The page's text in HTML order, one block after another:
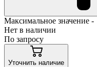
Максимальное значение -
Нет в наличии
По запросу
Уточнить наличие